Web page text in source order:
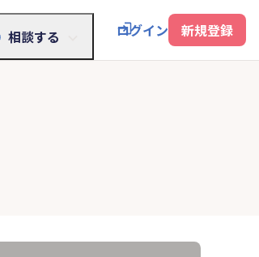
相談する ログイン 新規登録